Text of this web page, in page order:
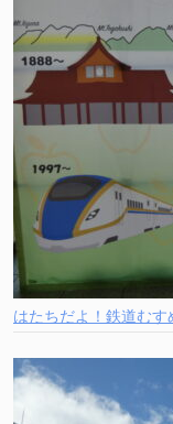
はたちだよ！鉄道むす